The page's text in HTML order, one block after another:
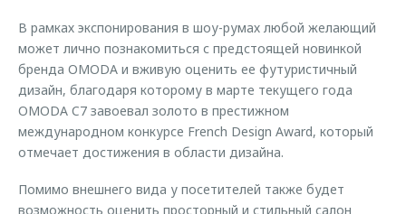
В рамках экспонирования в шоу-румах любой желающий
может лично познакомиться с предстоящей новинкой
бренда OMODA и вживую оценить ее футуристичный
дизайн, благодаря которому в марте текущего года
OMODA C7 завоевал золото в престижном
международном конкурсе French Design Award, который
отмечает достижения в области дизайна.
Помимо внешнего вида у посетителей также будет
возможность оценить просторный и стильный салон